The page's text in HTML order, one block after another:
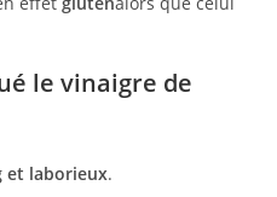
le vinaigre de
et laborieux.